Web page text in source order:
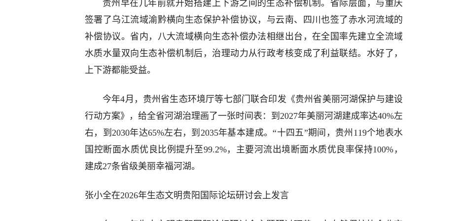
贵州早在几年前就开始搭建上下游之间的生态补偿机制。省际层面，与重庆
签署了乌江流域渝黔横向生态保护补偿协议，与云南、四川也签了赤水河流域的
补偿协议。省内，八大流域横向生态补偿办法相继出台，在全国率先建立全流域
水质水量双向生态补偿机制后，治理动力从行政考核变成了利益联结。水好了，
上下游都能受益。
今年4月，贵州省生态环境厅等七部门联合印发《贵州省美丽河湖保护与建设
行动方案》，给全省河湖治理画了一张时间表：到2027年美丽河湖建成率达40%左
右，到2030年达65%左右，到2035年基本建成。“十四五”期间，贵州119个地表水
国控断面水质优良比例提升至99.2%，主要河流出境断面水质优良率保持100%，
建成27条省级美丽幸福河湖。
张小全在2026年生态文明贵阳国际论坛研讨会上发言